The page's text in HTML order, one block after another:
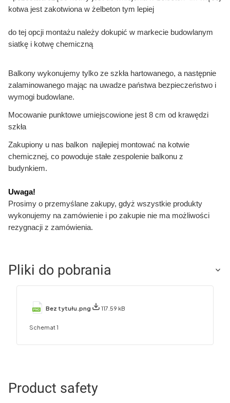
kotwa jest zakotwiona w żelbeton tym lepiej
do tej opcji montażu należy dokupić w markecie budowlanym
siatkę i kotwę chemiczną
Balkony wykonujemy tylko ze szkła hartowanego, a następnie
zalaminowanego mając na uwadze państwa bezpieczeństwo i
wymogi budowlane.
Mocowanie punktowe umiejscowione jest 8 cm od krawędzi
szkła
Zakupiony u nas balkon najlepiej montować na kotwie
chemicznej, co powoduje stałe zespolenie balkonu z
budynkiem.
Uwaga!
Prosimy o przemyślane zakupy, gdyż wszystkie produkty
wykonujemy na zamówienie i po zakupie nie ma możliwości
rezygnacji z zamówienia.
Pliki do pobrania
Bez tytułu.png 117.59 kB
Schemat 1
Product safety